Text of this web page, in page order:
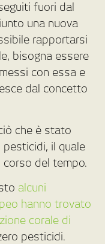
fuori dal
una nuova
rapportarsi
bisogna essere
con essa e
dal concetto
che è stato
il quale
del tempo.
alcuni
hanno trovato
corale di
pesticidi.